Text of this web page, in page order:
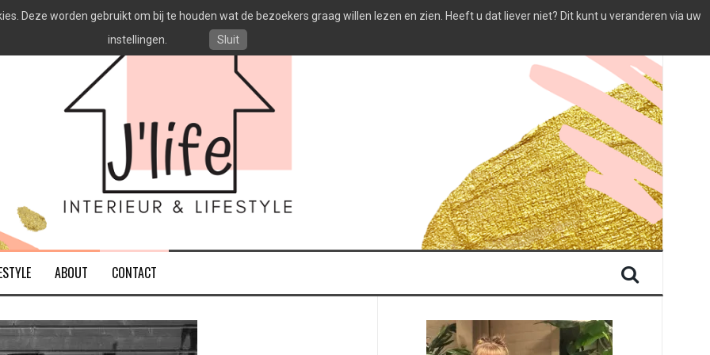
ABOUT CONTACT
Deze worden gebruikt om bij te houden wat de bezoekers graag willen lezen en zien. Heeft u dat liever niet? Dit kunt u veranderen via uw
instellingen.
Sluit